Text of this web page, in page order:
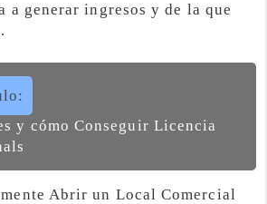
a generar ingresos y de la que
y cómo Conseguir Licencia
Abrir un Local Comercial